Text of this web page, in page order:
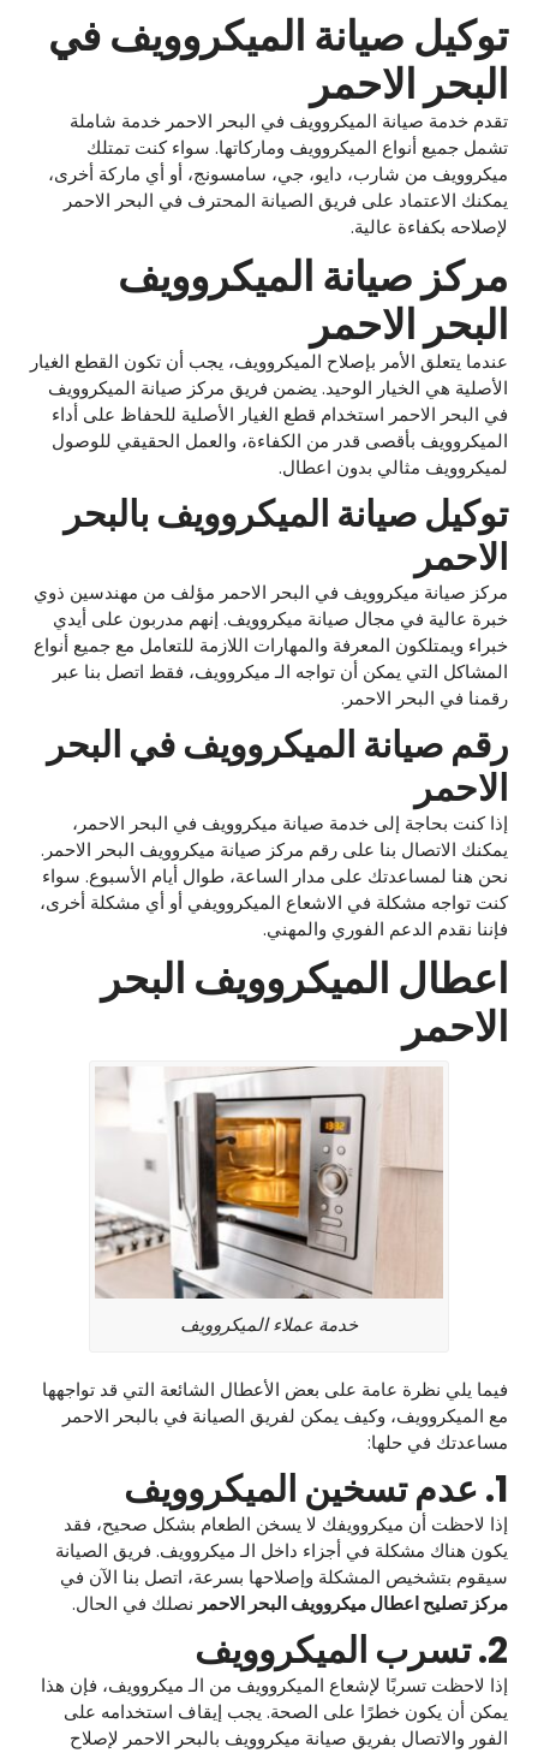
توكيل صيانة الميكروويف في
البحر الاحمر
تقدم خدمة صيانة الميكروويف في البحر الاحمر خدمة شاملة
تشمل جميع أنواع الميكروويف وماركاتها. سواء كنت تمتلك
ميكروويف من شارب، دايو، جي، سامسونج، أو أي ماركة أخرى،
يمكنك الاعتماد على فريق الصيانة المحترف في البحر الاحمر
لإصلاحه بكفاءة عالية.
مركز صيانة الميكروويف
البحر الاحمر
عندما يتعلق الأمر بإصلاح الميكروويف، يجب أن تكون القطع الغيار
الأصلية هي الخيار الوحيد. يضمن فريق مركز صيانة الميكروويف
في البحر الاحمر استخدام قطع الغيار الأصلية للحفاظ على أداء
الميكروويف بأقصى قدر من الكفاءة، والعمل الحقيقي للوصول
لميكروويف مثالي بدون اعطال.
توكيل صيانة الميكروويف بالبحر
الاحمر
مركز صيانة ميكروويف في البحر الاحمر مؤلف من مهندسين ذوي
خبرة عالية في مجال صيانة ميكروويف. إنهم مدربون على أيدي
خبراء ويمتلكون المعرفة والمهارات اللازمة للتعامل مع جميع أنواع
المشاكل التي يمكن أن تواجه الـ ميكروويف، فقط اتصل بنا عبر
رقمنا في البحر الاحمر.
رقم صيانة الميكروويف في البحر
الاحمر
إذا كنت بحاجة إلى خدمة صيانة ميكروويف في البحر الاحمر،
يمكنك الاتصال بنا على رقم مركز صيانة ميكروويف البحر الاحمر.
نحن هنا لمساعدتك على مدار الساعة، طوال أيام الأسبوع. سواء
كنت تواجه مشكلة في الاشعاع الميكروويفي أو أي مشكلة أخرى،
فإننا نقدم الدعم الفوري والمهني.
اعطال الميكروويف البحر
الاحمر
خدمة عملاء الميكروويف
فيما يلي نظرة عامة على بعض الأعطال الشائعة التي قد تواجهها
مع الميكروويف، وكيف يمكن لفريق الصيانة في بالبحر الاحمر
مساعدتك في حلها:
1. عدم تسخين الميكروويف
إذا لاحظت أن ميكروويفك لا يسخن الطعام بشكل صحيح، فقد
يكون هناك مشكلة في أجزاء داخل الـ ميكروويف. فريق الصيانة
سيقوم بتشخيص المشكلة وإصلاحها بسرعة، اتصل بنا الآن في
مركز تصليح اعطال ميكروويف البحر الاحمر نصلك في الحال.
2. تسرب الميكروويف
إذا لاحظت تسربًا لإشعاع الميكروويف من الـ ميكروويف، فإن هذا
يمكن أن يكون خطرًا على الصحة. يجب إيقاف استخدامه على
الفور والاتصال بفريق صيانة ميكروويف بالبحر الاحمر لإصلاح